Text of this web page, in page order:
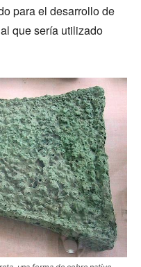
para el desarrollo de
que sería utilizado